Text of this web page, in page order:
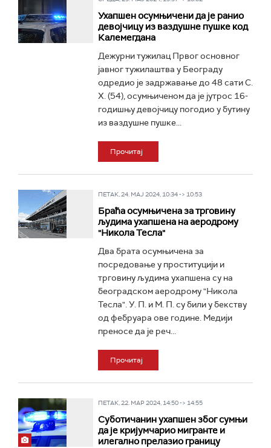
Ухапшен осумњичени да је ранио
девојчицу из ваздушне пушке код
Калемегдана
Дежурни тужилац Првог основног
јавног тужилаштва у Београду
одредио је задржавање до 48 сати С.
Х. (54), осумњиченом да је јутрос 16-
годишњу девојчицу погодио у бутину
из ваздушне пушке...
Прочитај
ПЕТАК, 24. МАЈ 2024, 10:34 -> 10:53
Браћа осумњичена за трговину
људима ухапшена на аеродрому
"Никола Тесла"
Два брата осумњичена за
посредовање у проституцији и
трговину људима ухапшена су на
београдском аеродрому "Никола
Тесла". У. П. и М. П. су били у бекству
од фебруара ове године. Медији
преносе да је реч...
Прочитај
ПЕТАК, 22. МАР 2024, 14:50 -> 14:55
Суботичанин ухапшен због сумњи
да је кријумчарио мигранте и
илегално прелазио границу